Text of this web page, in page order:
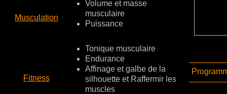
Musculation
Volume et masse
musculaire
Puissance
Fitness
Tonique musculaire
Endurance
Affinage et galbe de la
silhouette et Raffermir les
muscles